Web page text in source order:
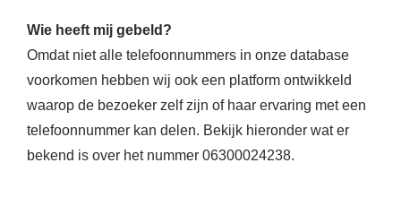
Wie heeft mij gebeld?
Omdat niet alle telefoonnummers in onze database
voorkomen hebben wij ook een platform ontwikkeld
waarop de bezoeker zelf zijn of haar ervaring met een
telefoonnummer kan delen. Bekijk hieronder wat er
bekend is over het nummer 06300024238.